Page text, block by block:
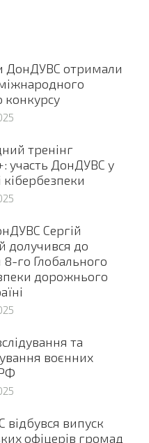
ДонДУВС отримали
конкурсу
тренінг
участь ДонДУВС у
кібербезпеки
Сергій
долучився до
8-го Глобального
дорожнього
та
воєнних
випуск
офіцерів громад